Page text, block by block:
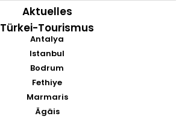
Aktuelles
Türkei-Tourismus
Antalya
Istanbul
Bodrum
Fethiye
Marmaris
Ägäis